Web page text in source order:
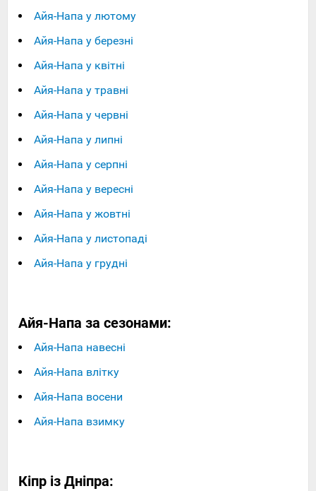
Айя-Напа у лютому
Айя-Напа у березні
Айя-Напа у квітні
Айя-Напа у травні
Айя-Напа у червні
Айя-Напа у липні
Айя-Напа у серпні
Айя-Напа у вересні
Айя-Напа у жовтні
Айя-Напа у листопаді
Айя-Напа у грудні
Айя-Напа за сезонами:
Айя-Напа навесні
Айя-Напа влітку
Айя-Напа восени
Айя-Напа взимку
Кіпр із Дніпра: